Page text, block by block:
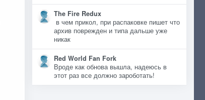
The Fire Redux
в чем прикол, при распаковке пишет что
архив поврежден и типа дальше уже
никак
Red World Fan Fork
Вроде как обнова вышла, надеюсь в
этот раз все должно зароботать!